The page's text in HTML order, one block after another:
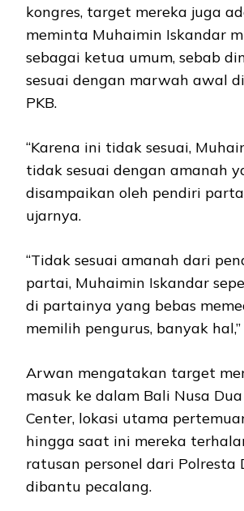
kongres, target mereka juga
meminta Muhaimin Iskandar
sebagai ketua umum, sebab
sesuai dengan marwah awal
PKB.
“Karena ini tidak sesuai,
tidak sesuai dengan amanah
disampaikan oleh pendiri
ujarnya.
“Tidak sesuai amanah dari
partai, Muhaimin Iskandar
di partainya yang bebas
memilih pengurus, banyak
Arwan mengatakan target
masuk ke dalam Bali Nusa
Center, lokasi utama
hingga saat ini mereka
ratusan personel dari Polresta
dibantu pecalang.